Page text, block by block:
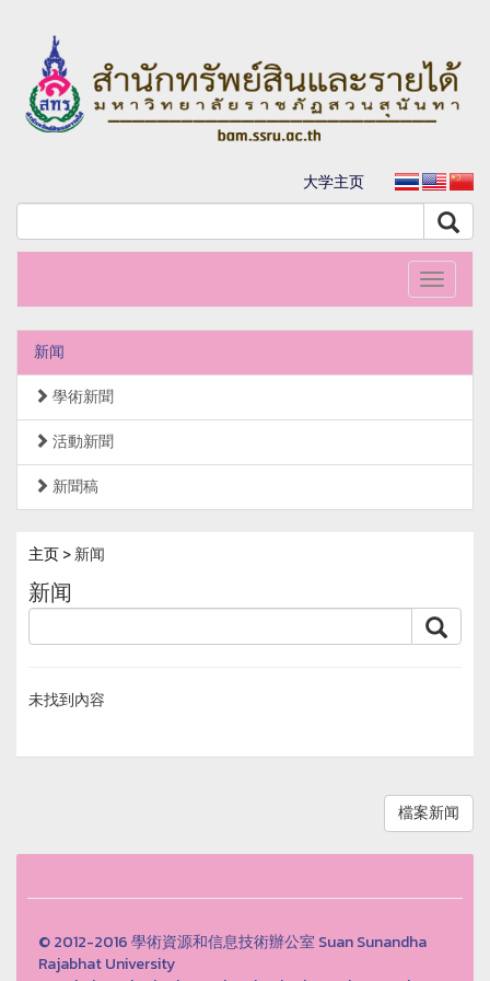
大学主页
Toggle
新闻
學術新聞
活動新聞
新聞稿
主页> 新闻
新闻
未找到內容
檔案新闻
© 2012-2016 學術資源和信息技術辦公室 Suan Sunandha
Rajabhat University